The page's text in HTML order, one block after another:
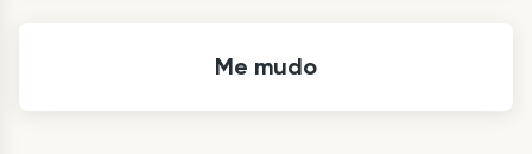
Me mudo